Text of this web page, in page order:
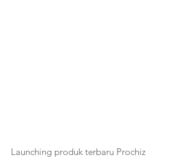
Launching produk terbaru Prochiz